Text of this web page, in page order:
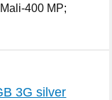
400 MP;
3G silver